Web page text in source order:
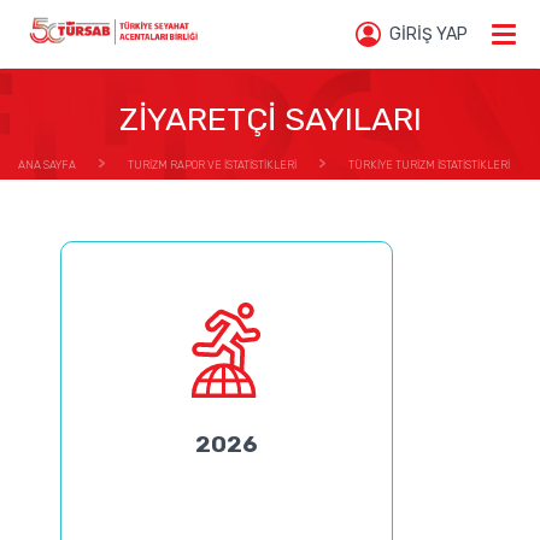
GİRİŞ YAP
ZİYARETÇİ SAYILARI
ANA SAYFA TURİZM RAPOR VE İSTATİSTİKLERİ TÜRKİYE TURİZM İSTATİSTİKLERİ
2026